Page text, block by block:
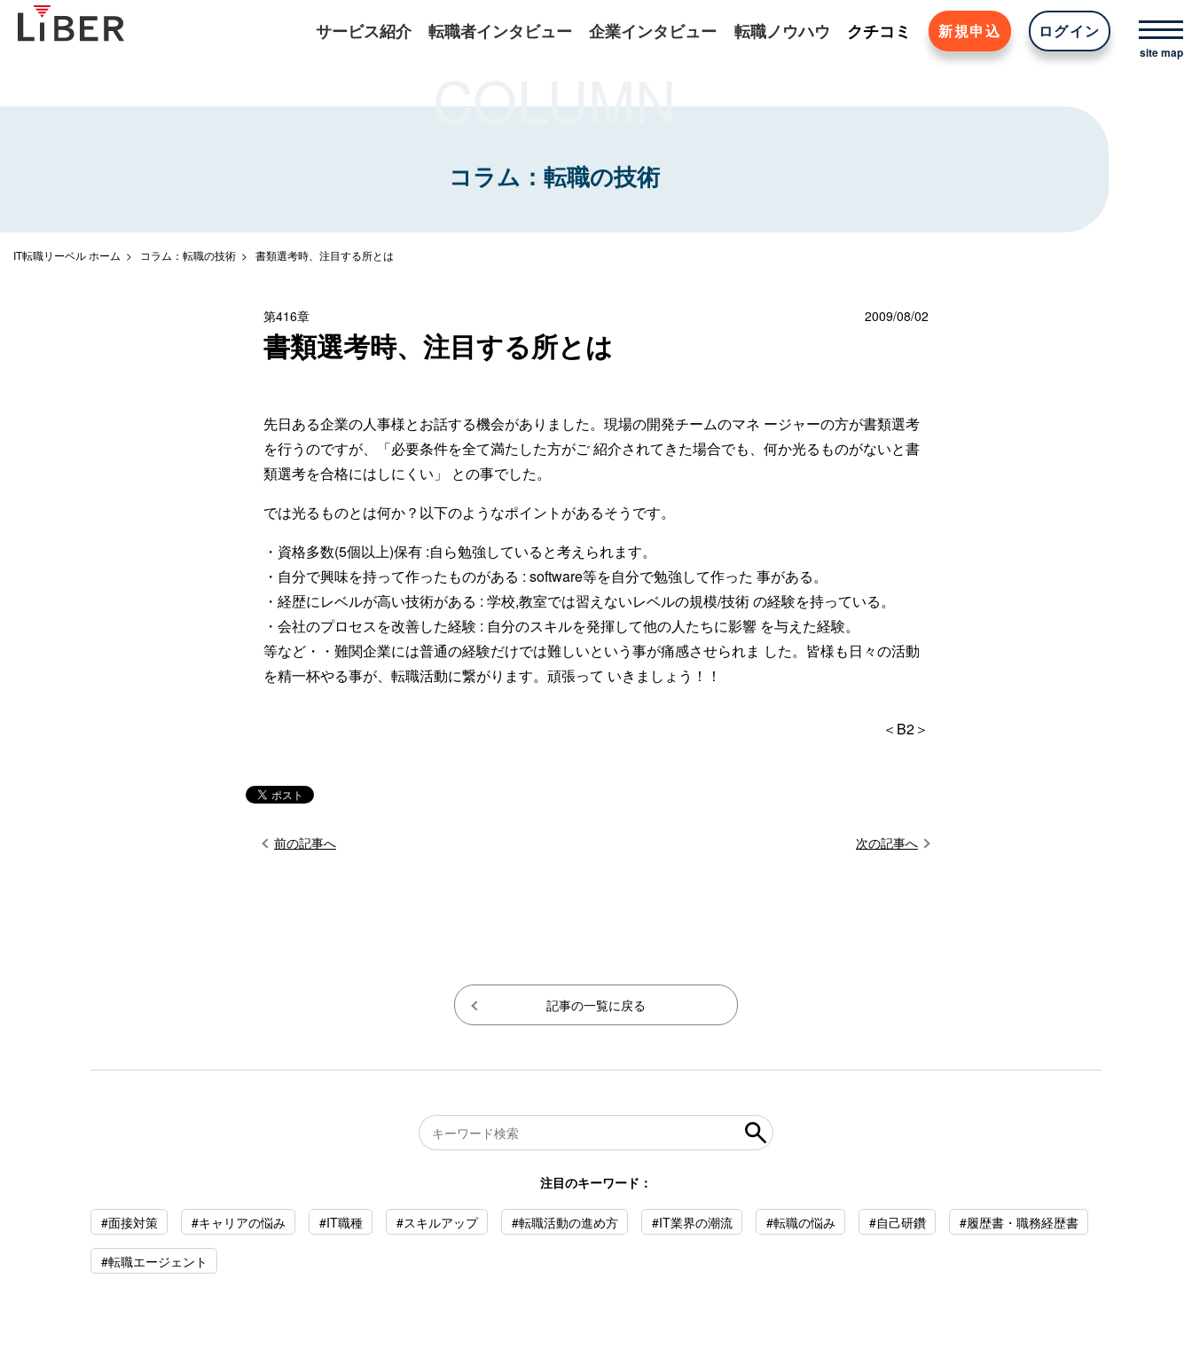
サービス紹介 転職者インタビュー 企業インタビュー 転職ノウハウ クチコミ 新規申込 ログイン
COLUMN
コラム：転職の技術
IT転職リーベル ホーム コラム：転職の技術 書類選考時、注目する所とは
第416章 2009/08/02
書類選考時、注目する所とは
先日ある企業の人事様とお話する機会がありました。現場の開発チームのマネ ージャーの方が書類選考
を行うのですが、「必要条件を全て満たした方がご 紹介されてきた場合でも、何か光るものがないと書
類選考を合格にはしにくい」 との事でした。
では光るものとは何か？以下のようなポイントがあるそうです。
・資格多数(5個以上)保有 :自ら勉強していると考えられます。
・自分で興味を持って作ったものがある : software等を自分で勉強して作った 事がある。
・経歴にレベルが高い技術がある : 学校,教室では習えないレベルの規模/技術 の経験を持っている。
・会社のプロセスを改善した経験 : 自分のスキルを発揮して他の人たちに影響 を与えた経験。
等など・・難関企業には普通の経験だけでは難しいという事が痛感させられま した。皆様も日々の活動
を精一杯やる事が、転職活動に繋がります。頑張って いきましょう！！
＜B2＞
前の記事へ 次の記事へ
記事の一覧に戻る
注目のキーワード：
#面接対策 #キャリアの悩み #IT職種 #スキルアップ #転職活動の進め方 #IT業界の潮流 #転職の悩み #自己研鑽 #履歴書・職務経歴書
#転職エージェント